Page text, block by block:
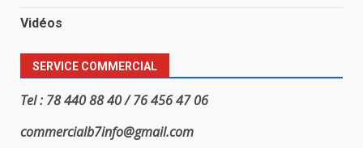
Vidéos
SERVICE COMMERCIAL
Tel : 78 440 88 40 / 76 456 47 06
commercialb7info@gmail.com